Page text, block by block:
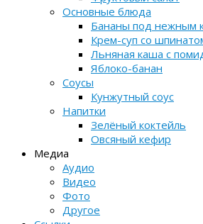
Основные блюда
Бананы под нежным
Крем-суп со
Льняная каша с
Яблоко-банан
Соусы
Кунжутный соус
Напитки
Зелёный коктейль
Овсяный кефир
Медиа
Аудио
Видео
Фото
Другое